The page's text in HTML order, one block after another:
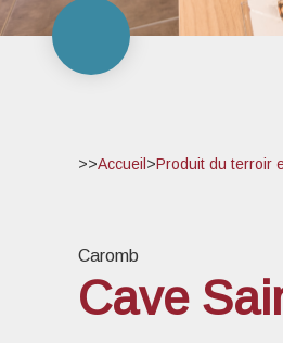
>>Accueil >Produit du terroir
Caromb
Cave